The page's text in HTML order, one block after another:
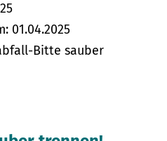
01.04.2025
Bitte sauber